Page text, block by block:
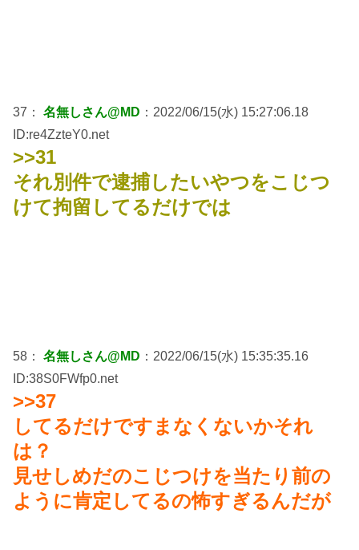
37： 名無しさん@MD ：2022/06/15(水) 15:27:06.18
ID:re4ZzteY0.net
>>31
それ別件で逮捕したいやつをこじつ
けて拘留してるだけでは
58： 名無しさん@MD ：2022/06/15(水) 15:35:35.16
ID:38S0FWfp0.net
>>37
してるだけですまなくないかそれ
は？
見せしめだのこじつけを当たり前の
ように肯定してるの怖すぎるんだが